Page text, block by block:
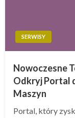
SERWISY
Nowoczesne
Odkryj Portal
Maszyn
Portal, który